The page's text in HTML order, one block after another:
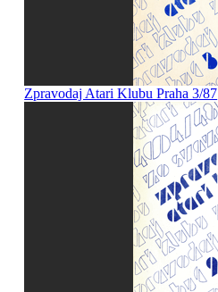
Zpravodaj Atari Klubu Praha 3/87